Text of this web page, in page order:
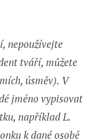
nepoužívejte
tváří, můžete
úsměv). V
jméno vypisovat
například L.
k dané osobě